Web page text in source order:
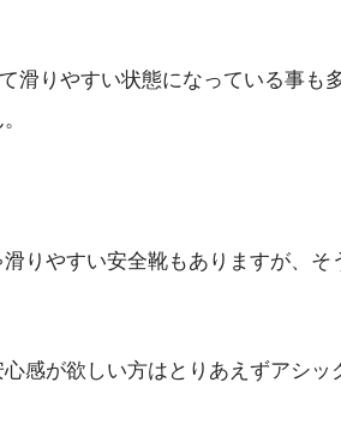
滑りやすい状態になっている事も
りやすい安全靴もありますが、そ
感が欲しい方はとりあえずアシッ